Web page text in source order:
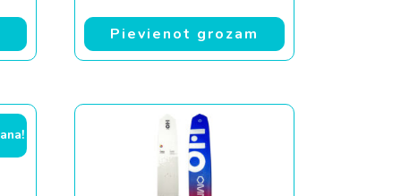
Pievienot grozam